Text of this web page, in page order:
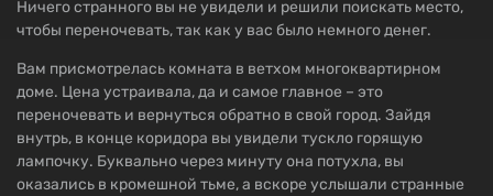
Ничего странного вы не увидели и решили поискать место,
чтобы переночевать, так как у вас было немного денег.
Вам присмотрелась комната в ветхом многоквартирном
доме. Цена устраивала, да и самое главное – это
переночевать и вернуться обратно в свой город. Зайдя
внутрь, в конце коридора вы увидели тускло горящую
лампочку. Буквально через минуту она потухла, вы
оказались в кромешной тьме, а вскоре услышали странные